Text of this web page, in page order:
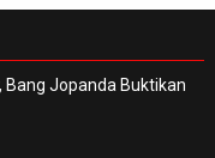
Bang Jopanda Buktikan